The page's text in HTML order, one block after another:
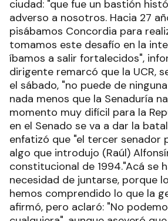
ciudad: "que fue un bastión
adverso a nosotros. Hacia 27
pisábamos Concordia para
tomamos este desafío en la
íbamos a salir fortalecidos",
dirigente remarcó que la UCR,
el sábado, "no puede de
nada menos que la Senaduría
momento muy difícil para la
en el Senado se va a dar la
enfatizó que "el tercer senador
algo que introdujo (Raúl)
constitucional de 1994."Acá se
necesidad de juntarse, porque
hemos comprendido lo que la
afirmó, pero aclaró: "No